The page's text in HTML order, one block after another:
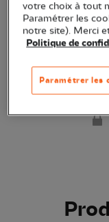
Quantité
En stock
votre choix à tout
Paramétrer les
notre site). Merci
Politique de
Paramétrer les